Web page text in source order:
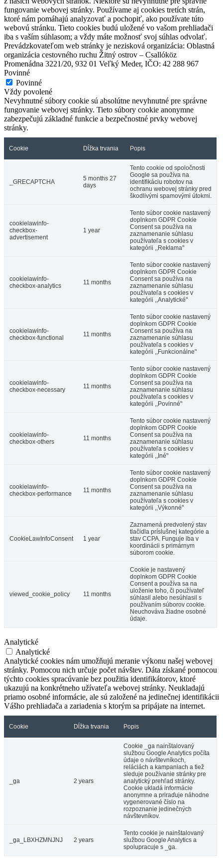
Vermesova vila
Vodný kolový mlyn a skanzen v Jelke
fungovanie webovej stránky. Používame aj cookies tretích strán,
ktoré nám pomáhajú analyzovať a pochopiť, ako používate túto
webovú stránku. Tieto cookies budú uložené vo vašom prehliadači
iba s vaším súhlasom; a vždy máte možnosť svoj súhlas odvolať.
Prevádzkovateľom web stránky je nezisková organizácia: Oblastná
organizácia cestovného ruchu Žitný ostrov – Csallóköz
Promenádna 3221/20, 932 01 Veľký Meder, IČO: 42 288 967
Povinné
Povinné
Vždy povolené
Nevyhnutné súbory cookie sú absolútne nevyhnutné pre správne
fungovanie webovej stránky. Tieto súbory cookie anonymne
zabezpečujú základné funkcie a bezpečnostné prvky webovej
stránky.
Cookie Dĺžka trvania Popis
_GRECAPTCHA
5 months 27
days
Tento cookie od spoločnosti
Google sa používa na
identifikáciu robotov na
ochranu webovej stránky pred
škodlivými spamovými útokmi.
cookielawinfo-
checkbox-
advertisement
1 year
Tento súbor cookie nastavený
doplnkom GDPR Cookie
Consent sa používa na
zaznamenanie súhlasu
používateľa s cookies v
kategórii ,,Reklama"
cookielawinfo-
checkbox-analytics
11 months
Tento súbor cookie nastavený
doplnkom GDPR Cookie
Consent sa používa na
zaznamenanie súhlasu
používateľa s cookies v
kategórii ,,Analytické"
cookielawinfo-
checkbox-functional
11 months
Tento súbor cookie nastavený
doplnkom GDPR Cookie
Consent sa používa na
zaznamenanie súhlasu
používateľa s cookies v
kategórii ,,Funkcionálne"
cookielawinfo-
checkbox-necessary
11 months
Tento súbor cookie nastavený
doplnkom GDPR Cookie
Consent sa používa na
zaznamenanie súhlasu
používateľa s cookies v
kategórii ,,Povinné"
cookielawinfo-
checkbox-others
11 months
Tento súbor cookie nastavený
doplnkom GDPR Cookie
Consent sa používa na
zaznamenanie súhlasu
používateľa s cookies v
kategórii ,,Iné"
cookielawinfo-
checkbox-performance
11 months
Tento súbor cookie nastavený
doplnkom GDPR Cookie
Consent sa používa na
zaznamenanie súhlasu
používateľa s cookies v
kategórii ,,Výkonné"
CookieLawInfoConsent 1 year
Zaznamená predvolený stav
tlačidla príslušnej kategórie a
stav CCPA. Funguje iba v
koordinácii s primárnym
súborom cookie.
viewed_cookie_policy 11 months
Cookie je nastavený
doplnkom GDPR Cookie
Consent a používa sa na
uloženie toho, či používateľ
súhlasil alebo nesúhlasil s
používaním súborov cookie.
Neuchováva žiadne osobné
údaje.
Analytické
Analytické
Analytické cookies nám umožňujú meranie výkonu našej webovej
stránky. Pomocou nich určuje počet návštev. Dáta získané pomocou
týchto cookies spracúvanie bez použitia identifikátorov, ktoré
ukazujú na konkrétneho užívateľa webovej stránky. Neukladajú
priamo osobné informácie, ale sú založené na jedinečnej identifikácii
Vášho prehliadača a zariadenia s ktorým sa pripájate na internet.
Cookie Dĺžka trvania Popis
_ga 2 years
Cookie _ga nainštalovaný
službou Google Analytics počíta
údaje o návštevníkoch,
reláciách a kampaniach a tiež
sleduje používanie stránky pre
analytický prehľad stránky.
Cookie ukladá informácie
anonymne a priraďuje náhodne
vygenerované číslo na
rozpoznanie jedinečných
návštevníkov.
_ga_LBXHZMNJNJ 2 years
Tento cookie je nainštalovaný
službou Google Analytics a
spolupracuje s _ga.